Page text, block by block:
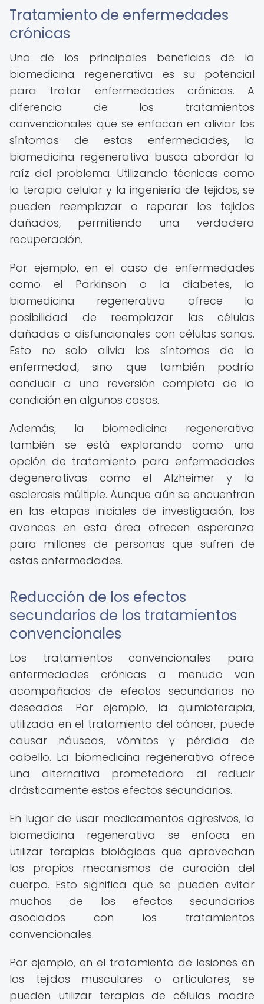
Tratamiento de enfermedades
crónicas
Uno de los principales beneficios de la
biomedicina regenerativa es su potencial
para tratar enfermedades crónicas. A
diferencia de los tratamientos
convencionales que se enfocan en aliviar los
síntomas de estas enfermedades, la
biomedicina regenerativa busca abordar la
raíz del problema. Utilizando técnicas como
la terapia celular y la ingeniería de tejidos, se
pueden reemplazar o reparar los tejidos
dañados, permitiendo una verdadera
recuperación.
Por ejemplo, en el caso de enfermedades
como el Parkinson o la diabetes, la
biomedicina regenerativa ofrece la
posibilidad de reemplazar las células
dañadas o disfuncionales con células sanas.
Esto no solo alivia los síntomas de la
enfermedad, sino que también podría
conducir a una reversión completa de la
condición en algunos casos.
Además, la biomedicina regenerativa
también se está explorando como una
opción de tratamiento para enfermedades
degenerativas como el Alzheimer y la
esclerosis múltiple. Aunque aún se encuentran
en las etapas iniciales de investigación, los
avances en esta área ofrecen esperanza
para millones de personas que sufren de
estas enfermedades.
Reducción de los efectos
secundarios de los tratamientos
convencionales
Los tratamientos convencionales para
enfermedades crónicas a menudo van
acompañados de efectos secundarios no
deseados. Por ejemplo, la quimioterapia,
utilizada en el tratamiento del cáncer, puede
causar náuseas, vómitos y pérdida de
cabello. La biomedicina regenerativa ofrece
una alternativa prometedora al reducir
drásticamente estos efectos secundarios.
En lugar de usar medicamentos agresivos, la
biomedicina regenerativa se enfoca en
utilizar terapias biológicas que aprovechan
los propios mecanismos de curación del
cuerpo. Esto significa que se pueden evitar
muchos de los efectos secundarios
asociados con los tratamientos
convencionales.
Por ejemplo, en el tratamiento de lesiones en
los tejidos musculares o articulares, se
pueden utilizar terapias de células madre